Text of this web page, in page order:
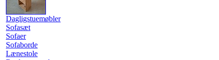
Dagligstuemøbler
Sofasæt
Sofaer
Sofaborde
Lænestole